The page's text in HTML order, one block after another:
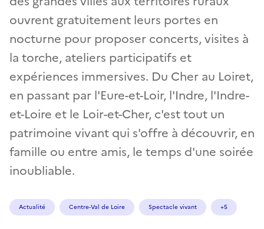
ouvrent gratuitement leurs portes en
nocturne pour proposer concerts, visites à
la torche, ateliers participatifs et
expériences immersives. Du Cher au Loiret,
en passant par l'Eure-et-Loir, l'Indre, l'Indre-
et-Loire et le Loir-et-Cher, c'est tout un
patrimoine vivant qui s'offre à découvrir, en
famille ou entre amis, le temps d'une soirée
inoubliable.
Actualité Centre-Val de Loire Spectacle vivant +5